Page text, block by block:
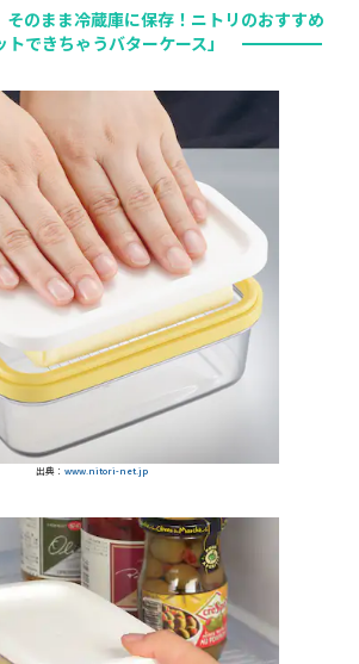
そのまま冷蔵庫に保存！ニトリのおすすめ
できちゃうバターケース」
出典： www.nitori-net.jp